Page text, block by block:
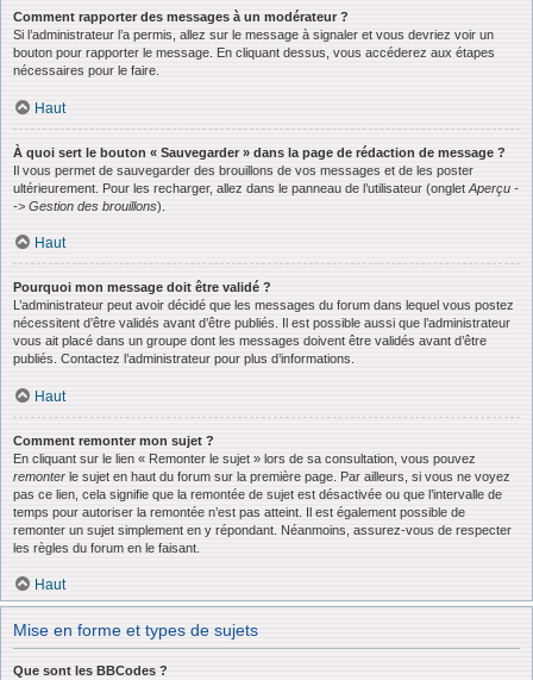
Comment rapporter des messages à un modérateur ?
Si l’administrateur l’a permis, allez sur le message à signaler et vous devriez voir un
bouton pour rapporter le message. En cliquant dessus, vous accéderez aux étapes
nécessaires pour le faire.
Haut
À quoi sert le bouton « Sauvegarder » dans la page de rédaction de message ?
Il vous permet de sauvegarder des brouillons de vos messages et de les poster
ultérieurement. Pour les recharger, allez dans le panneau de l’utilisateur (onglet Aperçu -
-> Gestion des brouillons).
Haut
Pourquoi mon message doit être validé ?
L’administrateur peut avoir décidé que les messages du forum dans lequel vous postez
nécessitent d’être validés avant d’être publiés. Il est possible aussi que l’administrateur
vous ait placé dans un groupe dont les messages doivent être validés avant d’être
publiés. Contactez l’administrateur pour plus d’informations.
Haut
Comment remonter mon sujet ?
En cliquant sur le lien « Remonter le sujet » lors de sa consultation, vous pouvez
remonter le sujet en haut du forum sur la première page. Par ailleurs, si vous ne voyez
pas ce lien, cela signifie que la remontée de sujet est désactivée ou que l’intervalle de
temps pour autoriser la remontée n’est pas atteint. Il est également possible de
remonter un sujet simplement en y répondant. Néanmoins, assurez-vous de respecter
les règles du forum en le faisant.
Haut
Mise en forme et types de sujets
Que sont les BBCodes ?